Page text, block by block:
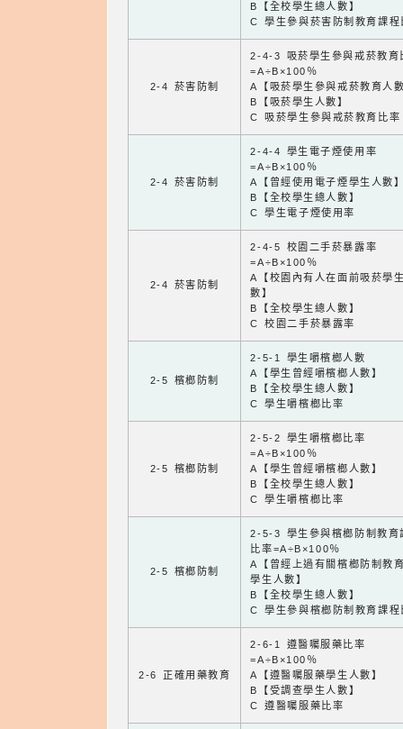
B【全校學生總人數】
C 學生參與菸害防制教育課程
2-4 菸害防制
2-4-3 吸菸學生參與戒菸教育
=A÷B×100％
A【吸菸學生參與戒菸教育人
B【吸菸學生人數】
C 吸菸學生參與戒菸教育比率
2-4 菸害防制
2-4-4 學生電子煙使用率
=A÷B×100％
A【曾經使用電子煙學生人數
B【全校學生總人數】
C 學生電子煙使用率
2-4 菸害防制
2-4-5 校園二手菸暴露率
=A÷B×100％
A【校園內有人在面前吸菸學
數】
B【全校學生總人數】
C 校園二手菸暴露率
2-5 檳榔防制
2-5-1 學生嚼檳榔人數
A【學生曾經嚼檳榔人數】
B【全校學生總人數】
C 學生嚼檳榔比率
2-5 檳榔防制
2-5-2 學生嚼檳榔比率
=A÷B×100％
A【學生曾經嚼檳榔人數】
B【全校學生總人數】
C 學生嚼檳榔比率
2-5 檳榔防制
2-5-3 學生參與檳榔防制教育
比率=A÷B×100％
A【曾經上過有關檳榔防制教
學生人數】
B【全校學生總人數】
C 學生參與檳榔防制教育課程
2-6 正確用藥教育
2-6-1 遵醫囑服藥比率
=A÷B×100％
A【遵醫囑服藥學生人數】
B【受調查學生人數】
C 遵醫囑服藥比率